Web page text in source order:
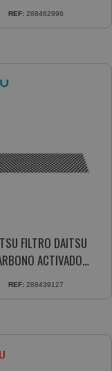
REF: 288462996
FILTRO DAITSU
ACTIVADO
3NDA9016 20
REF: 288439127